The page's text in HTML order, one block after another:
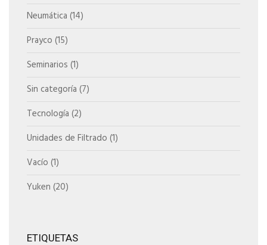
Neumática (14)
Prayco (15)
Seminarios (1)
Sin categoría (7)
Tecnología (2)
Unidades de Filtrado (1)
Vacío (1)
Yuken (20)
ETIQUETAS